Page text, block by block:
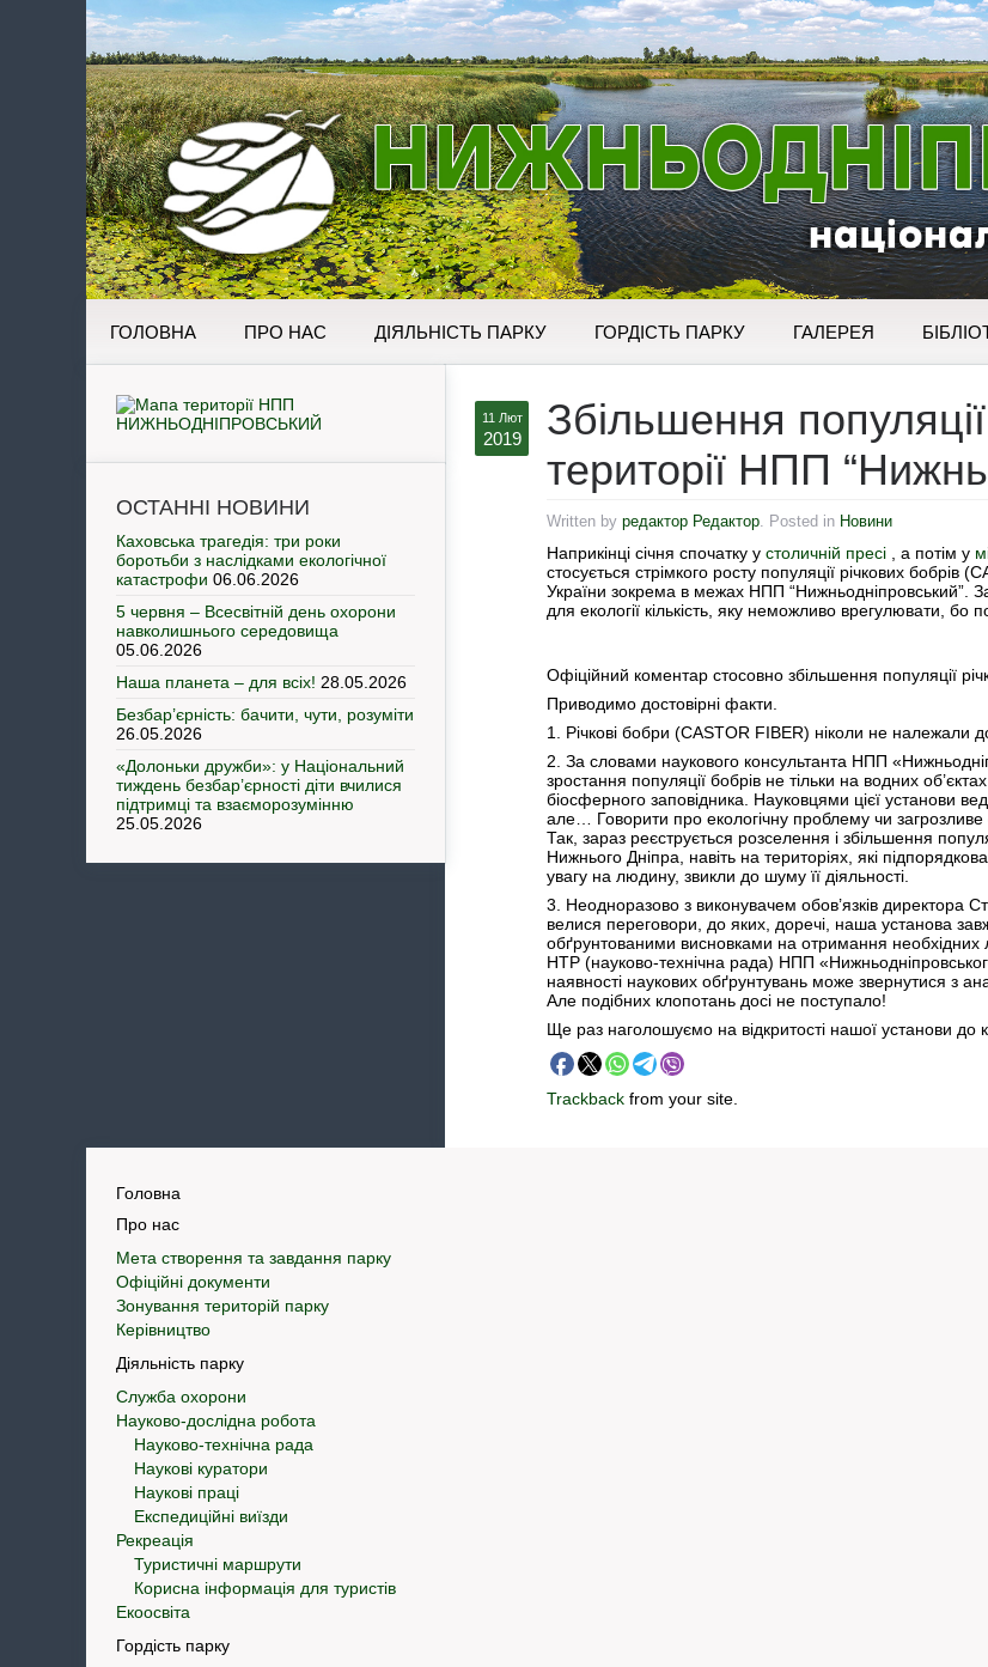
ГОЛОВНА ПРО НАС ДІЯЛЬНІСТЬ ПАРКУ ГОРДІСТЬ ПАРКУ ГАЛЕРЕЯ
11 Лют
2019
Збiльшення
території НПП
Written by редактор Редактор . Posted in Новини
Наприкінці січня спочатку у столичній пресі , а потім у
стосується стрімкого росту популяції річкових
України зокрема в межах НПП “Нижньодніпровський”.
для екології кількість, яку неможливо врегулювати, бо
Офiцiйний коментар стосовно збiльшення популяцiї
Приводимо достовірні факти.
1. Річкові бобри (CASTOR FIBER) ніколи не належали
2. За словами наукового консультанта НПП
зростання популяції бобрів не тільки на водних
біосферного заповідника. Науковцями цієї установи
але… Говорити про екологічну проблему чи
Так, зараз реєструється розселення і збільшення
Нижнього Дніпра, навіть на територіях, які
увагу на людину, звикли до шуму її діяльності.
3. Неодноразово з виконувачем обов’язків директора
велися переговори, до яких, доречі, наша установа
обґрунтованими висновками на отримання необхідних
НТР (науково-технічна рада) НПП
наявності наукових обґрунтувань може звернутися з
Але подібних клопотань досі не поступало!
Ще раз наголошуємо на відкритості нашої установи до
Trackback from your site.
ОСТАННІ НОВИНИ
Каховська трагедія: три роки
боротьби з наслідками екологічної
катастрофи 06.06.2026
5 червня – Всесвітній день охорони
навколишнього середовища
05.06.2026
Наша планета – для всіх! 28.05.2026
Безбар’єрність: бачити, чути, розуміти
26.05.2026
«Долоньки дружби»: у Національний
тиждень безбар’єрності діти вчилися
підтримці та взаєморозумінню
25.05.2026
Головна
Про нас
Мета створення та завдання парку
Офіційні документи
Зонування територій парку
Керівництво
Діяльність парку
Служба охорони
Науково-дослідна робота
Науково-технічна рада
Наукові куратори
Наукові праці
Експедиційні виїзди
Рекреація
Туристичні маршрути
Корисна інформація для туристів
Екоосвіта
Гордість парку